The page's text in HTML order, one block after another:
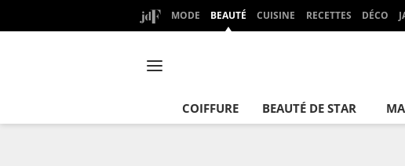
MODE BEAUTÉ CUISINE RECETTES DÉCO
COIFFURE BEAUTÉ DE STAR